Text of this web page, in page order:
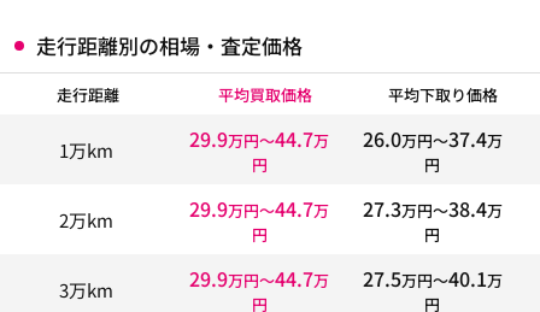
走行距離別の相場・査定価格
走行距離 平均買取価格 平均下取り価格
1万km 29.9万円〜44.7万
円
26.0万円〜37.4万
円
2万km 29.9万円〜44.7万
円
27.3万円〜38.4万
円
3万km 29.9万円〜44.7万
円
27.5万円〜40.1万
円